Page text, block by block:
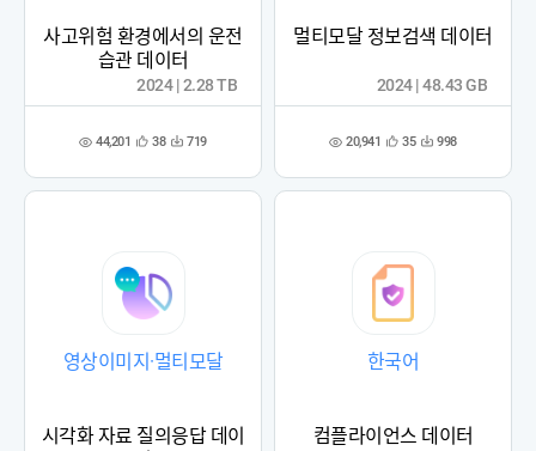
사고위험 환경에서의 운전
습관 데이터
조 44,201 관
록
38 다 719
2024 | 2.28 TB
멀티모달 정보검색 데이터
조 20,941 관
록
35 다 998
2024 | 48.43 GB
영상이미지·멀티모달
시각화 자료 질의응답 데이
한국어
컴플라이언스 데이터